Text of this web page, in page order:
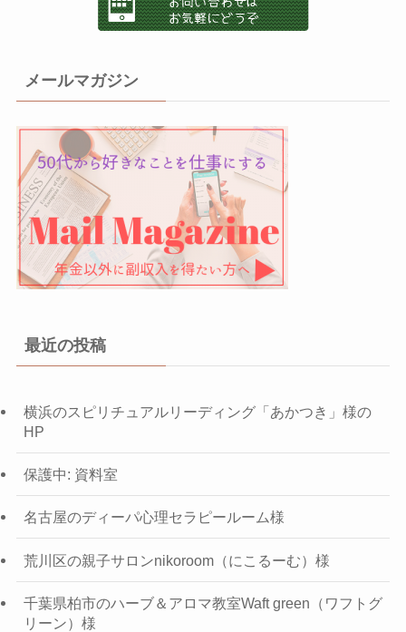
メールマガジン
最近の投稿
横浜のスピリチュアルリーディング「あかつき」様の
HP
保護中: 資料室
名古屋のディーパ心理セラピールーム様
荒川区の親子サロンnikoroom（にこるーむ）様
千葉県柏市のハーブ＆アロマ教室Waft green（ワフトグ
リーン）様